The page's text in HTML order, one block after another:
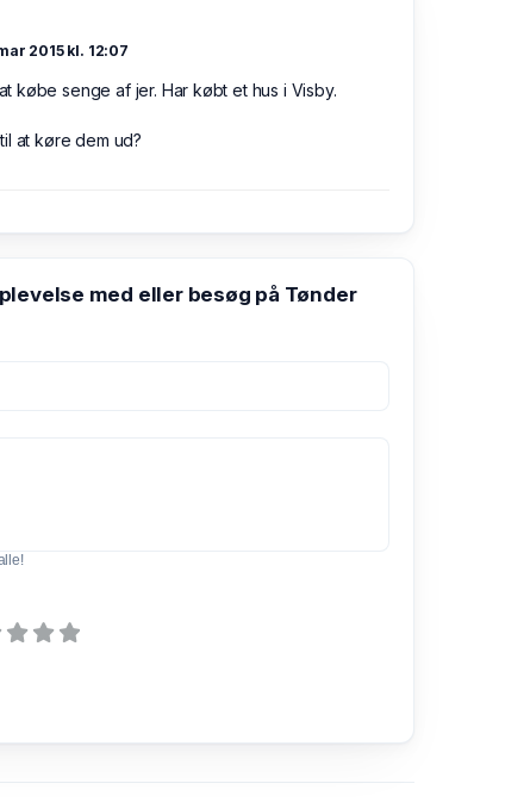
2015 kl. 12:07
købe senge af jer. Har købt et hus i Visby.
at køre dem ud?
med eller besøg på Tønder